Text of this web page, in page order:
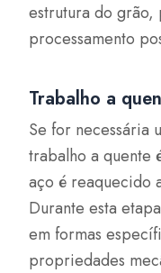
estrutura do
processamento
Trabalho a
Se for necessária
trabalho a quente
aço é reaquecido
Durante esta
em formas
propriedades